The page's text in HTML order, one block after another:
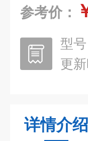
参考价：
型号
更新
详情介绍